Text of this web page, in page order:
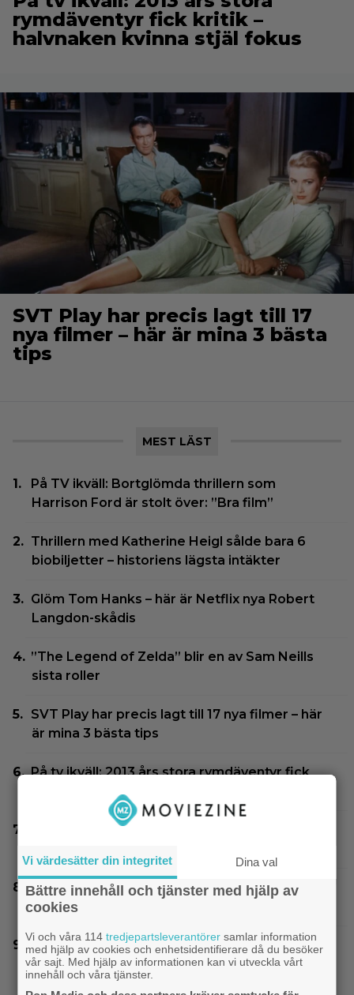
rymdäventyr fick kritik –
halvnaken kvinna stjäl fokus
SVT Play har precis lagt till 17
nya filmer – här är mina 3 bästa
tips
MEST LÄST
På TV ikväll: Bortglömda thrillern som
Harrison Ford är stolt över: ”Bra film”
Thrillern med Katherine Heigl sålde bara 6
biobiljetter – historiens lägsta intäkter
Glöm Tom Hanks – här är Netflix nya Robert
Langdon-skådis
”The Legend of Zelda” blir en av Sam Neills
sista roller
SVT Play har precis lagt till 17 nya filmer – här
är mina 3 bästa tips
På tv ikväll: 2013 års stora rymdäventyr fick
kritik – halvnaken kvinna stjäl fokus
Netflix har lagt ned David Finchers
Jim Carrey klar för ny långfilm – baserad på
älskad animerad serie
3 nya tv-serier redo att plöja i helgen – finns
något för alla!
Vi värdesätter din integritet Dina val
Bättre innehåll och tjänster med hjälp av
cookies
Vi och våra 114tredjepartsleverantörer samlar information
med hjälp av cookies och enhetsidentifierare då du besöker
vår sajt. Med hjälp av informationen kan vi utveckla vårt
innehåll och våra tjänster.